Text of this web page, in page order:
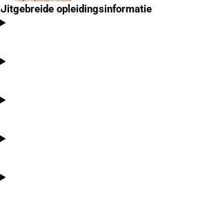
Uitgebreide opleidingsinformatie